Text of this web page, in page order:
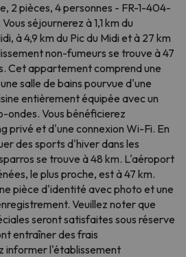
2 pièces, 4 personnes - FR-1-404-
séjournerez à 1,1 km du
à 4,9 km du Pic du Midi et à 27 km
non-fumeurs se trouve à 47
Cet appartement comprend une
salle de bains pourvue d'une
entièrement équipée avec un
ondes. Vous bénéficierez
privé et d'une connexion Wi-Fi. En
des sports d'hiver dans les
se trouve à 48 km. L'aéroport
le plus proche, est à 47 km.
pièce d'identité avec photo et une
Veuillez noter que
seront satisfaites sous réserve
entraîner des frais
informer l'établissement